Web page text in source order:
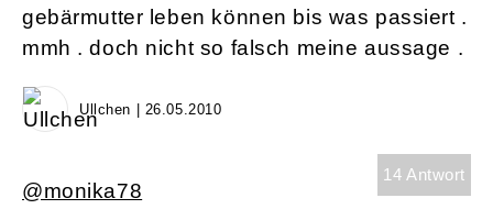
gebärmutter leben können bis was passiert .
mmh . doch nicht so falsch meine aussage .
Ullchen | 26.05.2010
14 Antwort
@monika78